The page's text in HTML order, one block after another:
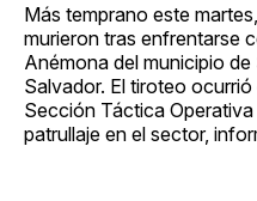
Más temprano este
murieron tras enfrentarse
Anémona del municipio
Salvador. El tiroteo
Sección Táctica
patrullaje en el sector,